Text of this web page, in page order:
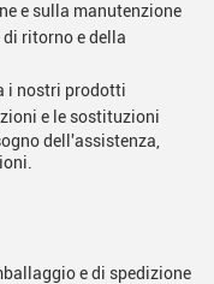
e sulla manutenzione
ritorno e della
i nostri prodotti
e le sostituzioni
dell'assistenza,
e di spedizione